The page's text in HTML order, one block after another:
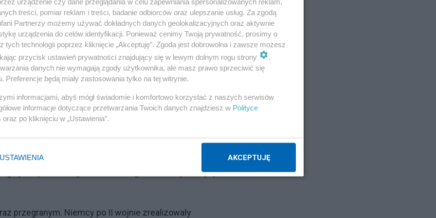
twierdzi, że tak, ponieważ od tego momentu
co najmniej dyskusyjny gdyż taki status Ameryka
wykorzystała go odrzucając pomysły prezydenta
Europy-Środkowo Wschodniej. USA i tak
prawie pół miliona zabitych zainstalować w połowie
Dla Wielkiej Brytanii II wojna światowa to
jedną czwarta globu ziemskiego została tylko wyspa u
przegranym. Niemcy po II wojnie zrealizowały
treści, pomiar reklam i treści, badanie odbiorców oraz ulepszanie usług. Za zgodą
Partnerzy możemy używać dokładnych danych geolokalizacyjnych oraz aktywnie
urządzenia do celów identyfikacji. Ponieważ cenimy Twoją prywatność, prosimy o
tych technologii poprzez kliknięcie „Akceptuję”. Zgoda jest dobrowolna i zawsze możesz
przycisk ustawień prywatności znajdujący się w lewym dolnym rogu strony
.
danych nie wymagają zgody użytkownika, ale masz prawo sprzeciwić się
Preferencje będą miały zastosowania tylko na tej witrynie.
informacjami, abyś mógł świadomie i komfortowo korzystać z naszych serwisów
informacje dotyczące przetwarzania Twoich danych znajdziesz w Polityce
oraz po kliknięciu w „Ustawienia”.
USTAWIENIA AKCEPTUJĘ